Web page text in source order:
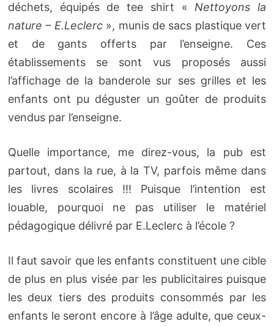
déchets, équipés de tee shirt «Nettoyons la
nature – E.Leclerc», munis de sacs plastique vert
et de gants offerts par l’enseigne. Ces
établissements se sont vus proposés aussi
l’affichage de la banderole sur ses grilles et les
enfants ont pu déguster un goûter de produits
vendus par l’enseigne.
Quelle importance, me direz-vous, la pub est
partout, dans la rue, à la TV, parfois même dans
les livres scolaires !!! Puisque l’intention est
louable, pourquoi ne pas utiliser le matériel
pédagogique délivré par E.Leclerc à l’école ?
Il faut savoir que les enfants constituent une cible
de plus en plus visée par les publicitaires puisque
les deux tiers des produits consommés par les
enfants le seront encore à l’âge adulte, que ceux-